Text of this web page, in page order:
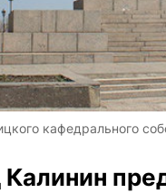
кафедрального